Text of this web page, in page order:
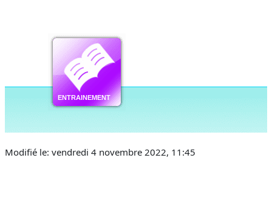
Modifié le: vendredi 4 novembre 2022, 11:45